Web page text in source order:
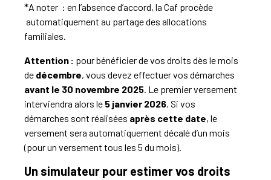
*A noter : en l’absenced’accord, la Caf procède
automatiquement au partage des allocations
familiales.
Attention : pour bénéficier de vos droits dès le mois
de décembre, vous devez effectuer vos démarches
avant le 30 novembre 2025. Le premier versement
interviendra alors le 5 janvier 2026. Si vos
démarches sont réalisées après cette date, le
versement sera automatiquement décalé d’un mois
(pour un versement tous les 5 du mois).
Un simulateur pour estimer vos droits